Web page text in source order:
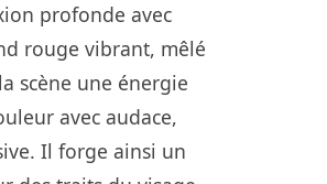
profonde avec
rouge vibrant, mêlé
scène une énergie
avec audace,
Il forge ainsi un